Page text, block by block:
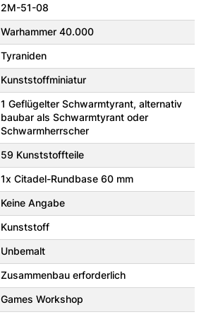
2M-51-08
Warhammer 40.000
Tyraniden
Kunststoffminiatur
1 Geflügelter Schwarmtyrant, alternativ
baubar als Schwarmtyrant oder
Schwarmherrscher
59 Kunststoffteile
1x Citadel-Rundbase 60 mm
Keine Angabe
Kunststoff
Unbemalt
Zusammenbau erforderlich
Games Workshop